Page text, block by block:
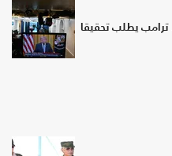
ترامب يطلب تحقيقا